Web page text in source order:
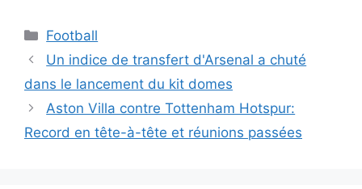
Catégories
Football
Un indice de transfert d'Arsenal a chuté
dans le lancement du kit domes
Aston Villa contre Tottenham Hotspur:
Record en tête-à-tête et réunions passées